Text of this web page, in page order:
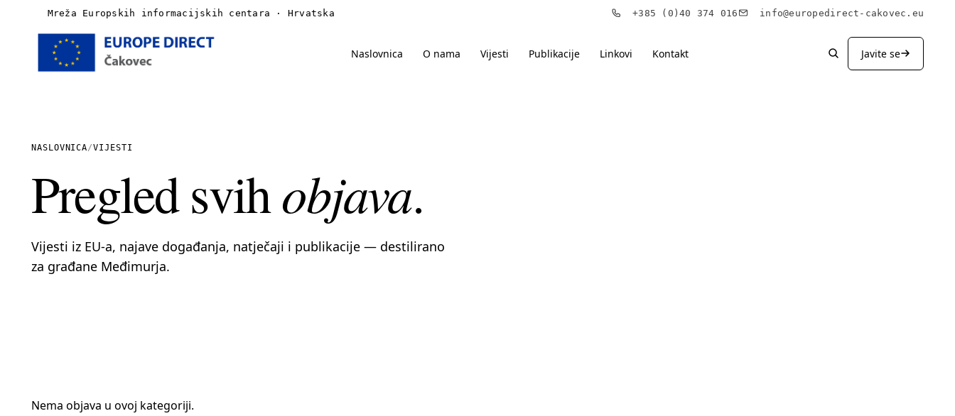
Mreža Europskih informacijskih centara · Hrvatska +385 (0)40 374 016 info@europedirect-cakovec.eu
Naslovnica O nama Vijesti Publikacije Linkovi Kontakt Javite se
Vijesti
Publikacije
Linkovi
NASLOVNICA/VIJESTI
Pregled svihobjava.
Vijesti iz EU-a, najave događanja, natječaji i publikacije — destilirano
za građane Međimurja.
Nema objava u ovoj kategoriji.